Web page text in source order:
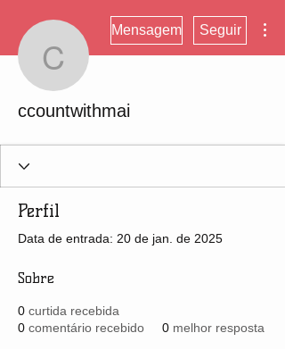
ccountwithmai
Mensagem Seguir
ccountwithmai
Perfil
Data de entrada: 20 de jan. de 2025
Sobre
0 curtida recebida
0 comentário recebido 0 melhor resposta